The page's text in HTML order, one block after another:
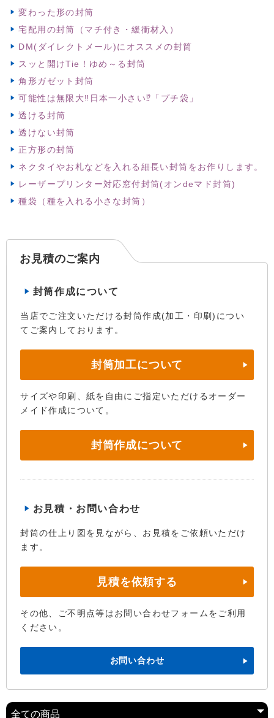
変わった形の封筒
宅配用の封筒（マチ付き・緩衝材入）
DM(ダイレクトメール)にオススメの封筒
スッと開けTie！ゆめ～る封筒
角形ガゼット封筒
可能性は無限大‼日本一小さい⁉「プチ袋」
透ける封筒
透けない封筒
正方形の封筒
ネクタイやお札などを入れる細長い封筒をお作りします。
レーザープリンター対応窓付封筒(オンdeマド封筒)
種袋（種を入れる小さな封筒）
お見積のご案内
封筒作成について
当店でご注文いただける封筒作成(加工・印刷)につい
てご案内しております。
封筒加工について
サイズや印刷、紙を自由にご指定いただけるオーダー
メイド作成について。
封筒作成について
お見積・お問い合わせ
封筒の仕上り図を見ながら、お見積をご依頼いただけ
ます。
見積を依頼する
その他、ご不明点等はお問い合わせフォームをご利用
ください。
お問い合わせ